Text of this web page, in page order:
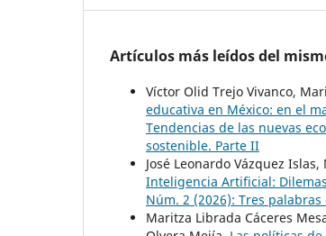
Artículos más leídos del
Víctor Olid Trejo Vivanco,
educativa en México: en el
Tendencias de las nuevas
sostenible. Parte II
José Leonardo Vázquez
Inteligencia Artificial:
Núm. 2 (2026): Tres
Maritza Librada Cáceres